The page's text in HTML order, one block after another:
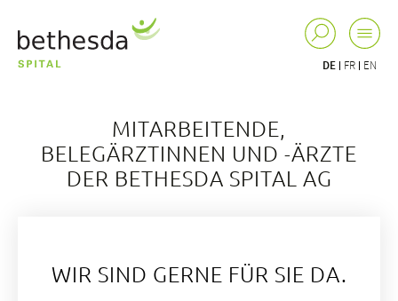
DE FR EN
MITARBEITENDE,
BELEGÄRZTINNEN UND -ÄRZTE
DER BETHESDA SPITAL AG
WIR SIND GERNE FÜR SIE DA.